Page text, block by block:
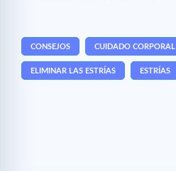
CONSEJOS CUIDADO CORPORAL
ELIMINAR LAS ESTRÍAS ESTRÍAS